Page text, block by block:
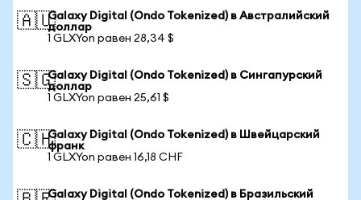
🇦🇺Galaxy Digital (Ondo Tokenized) в Австралийский
доллар
1 GLXYon равен 28,34 $
🇸🇬Galaxy Digital (Ondo Tokenized) в Сингапурский
доллар
1 GLXYon равен 25,61 $
🇨🇭Galaxy Digital (Ondo Tokenized) в Швейцарский
франк
1 GLXYon равен 16,18 CHF
Galaxy Digital (Ondo Tokenized) в Бразильский